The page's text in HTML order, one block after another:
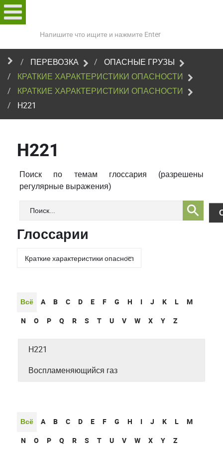
сайту
ПЕРЕВОЗКА
ОПАСНЫЕ ГРУЗЫ
КРАТКИЕ ХАРАКТЕРИСТИКИ ОПАСНОСТИ
КРАТКИЕ ХАРАКТЕРИСТИКИ ОПАСНОСТИ
H221
H221
Поиск по темам глоссария (разрешены
регулярные выражения)
Глоссарии
Всё A B C D E F G H I J K L
M
N
O P Q R S T U V W X Y Z
H221
Воспламеняющийся газ
Всё A B C D E F G H I J K L
M
N
O P Q R S T U V W X Y Z